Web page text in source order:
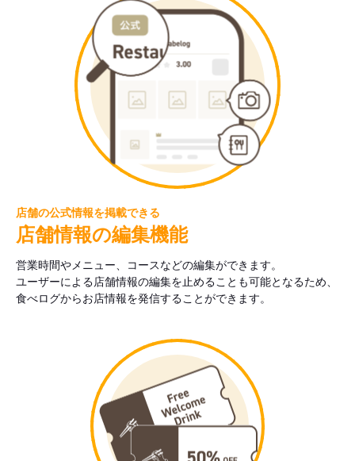
店舗の公式情報を掲載できる
店舗情報の編集機能
営業時間やメニュー、コースなどの編集ができます。
ユーザーによる店舗情報の編集を止めることも可能となるため、
食べログからお店情報を発信することができます。